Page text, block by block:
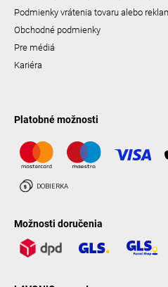
Podmienky vrátenia tovaru alebo
Obchodné podmienky
Pre médiá
Kariéra
Platobné možnosti
Možnosti doručenia